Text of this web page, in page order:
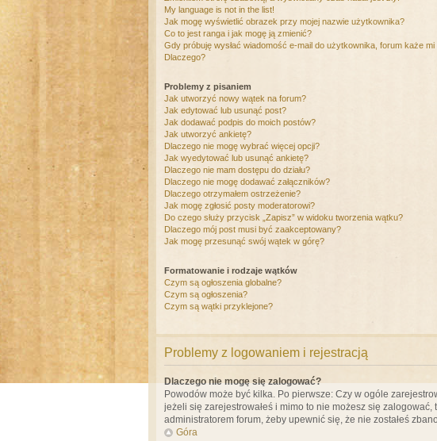
My language is not in the list!
Jak mogę wyświetlić obrazek przy mojej nazwie użytkownika?
Co to jest ranga i jak mogę ją zmienić?
Gdy próbuję wysłać wiadomość e-mail do użytkownika, forum każe mi
Dlaczego?
Problemy z pisaniem
Jak utworzyć nowy wątek na forum?
Jak edytować lub usunąć post?
Jak dodawać podpis do moich postów?
Jak utworzyć ankietę?
Dlaczego nie mogę wybrać więcej opcji?
Jak wyedytować lub usunąć ankietę?
Dlaczego nie mam dostępu do działu?
Dlaczego nie mogę dodawać załączników?
Dlaczego otrzymałem ostrzeżenie?
Jak mogę zgłosić posty moderatorowi?
Do czego służy przycisk „Zapisz” w widoku tworzenia wątku?
Dlaczego mój post musi być zaakceptowany?
Jak mogę przesunąć swój wątek w górę?
Formatowanie i rodzaje wątków
Czym są ogłoszenia globalne?
Czym są ogłoszenia?
Czym są wątki przyklejone?
Problemy z logowaniem i rejestracją
Dlaczego nie mogę się zalogować?
Powodów może być kilka. Po pierwsze: Czy w ogóle
jeżeli się zarejestrowałeś i mimo to nie możesz się
administratorem forum, żeby upewnić się, że nie zostałeś
Góra